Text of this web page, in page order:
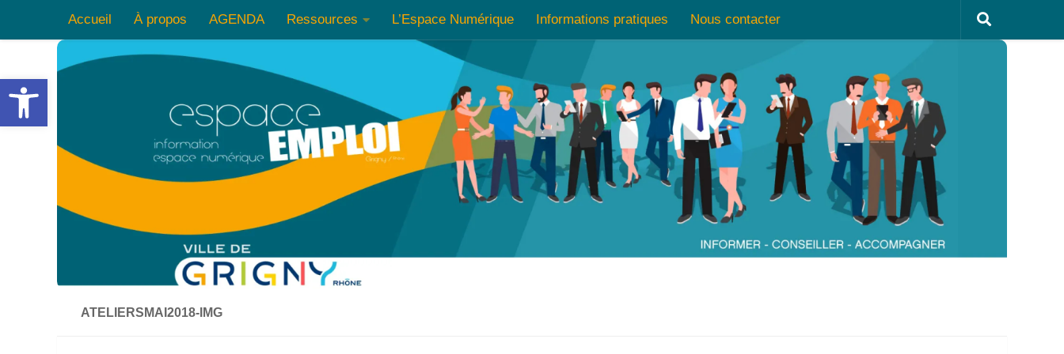
Ouvrir la barre d’outils
Skip to content
Accueil À propos AGENDA Ressources L’Espace Numérique Informations pratiques Nous contacter
ATELIERSMAI2018-IMG